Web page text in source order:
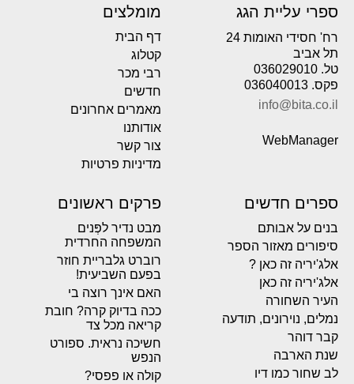
ספרי עליית הגג
רח' חסידי האומות 24
תל אביב
טל. 036029010
פקס. 036040013
info@bita.co.il
WebManager
מומלצים
דף הבית
קטלוג
רבי מכר
חדשים
מאמרים אחרונים
אודותנו
צור קשר
מדיניות פרטיות
ספרים חדשים
בנים על אבותם
סיפורים מאזור הספר
אלג'יריה זה כאן ?
אלג'יריה זה כאן
העיר השחורה
נמלים, נוירונים, תודעה
קבר דוהר
שנת הארבה
לב שחור כמו דיו
פרקים ראשונים
מבט נדיר לפְּנים
המשפחה החרדית
רוברט גלבריית חוזר
בפעם השביעית!
האם אינך רוצה בי
ככה בדיוק קרה? חובת
קריאה מכל צד
חשיכה נראית. ספורט
הנפש
קולה או פפסי?